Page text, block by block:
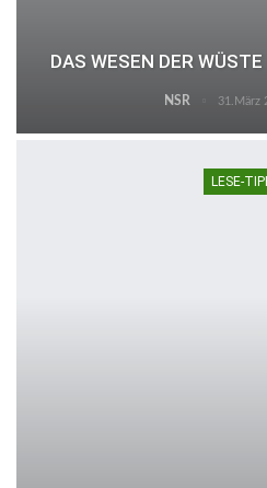
DAS WESEN DER
NSR 31.März
LESE-